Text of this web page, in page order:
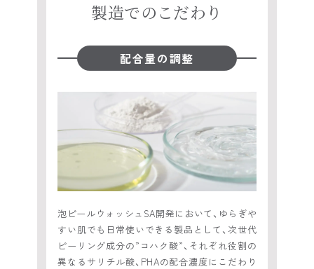
製造でのこだわり
配合量の調整
泡ピールウォッシュSA開発において、ゆらぎや
すい肌でも日常使いできる製品として、次世代
ピーリング成分の”コハク酸”、それぞれ役割の
異なるサリチル酸、PHAの配合濃度にこだわり